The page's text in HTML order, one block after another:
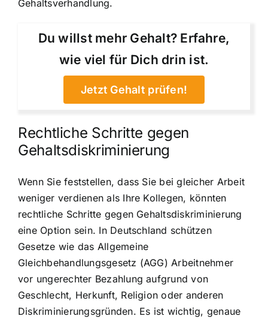
Gehaltsverhandlung.
Du willst mehr Gehalt? Erfahre,
wie viel für Dich drin ist.
Jetzt Gehalt prüfen!
Rechtliche Schritte gegen
Gehaltsdiskriminierung
Wenn Sie feststellen, dass Sie bei gleicher Arbeit
weniger verdienen als Ihre Kollegen, könnten
rechtliche Schritte gegen Gehaltsdiskriminierung
eine Option sein. In Deutschland schützen
Gesetze wie das Allgemeine
Gleichbehandlungsgesetz (AGG) Arbeitnehmer
vor ungerechter Bezahlung aufgrund von
Geschlecht, Herkunft, Religion oder anderen
Diskriminierungsgründen. Es ist wichtig, genaue